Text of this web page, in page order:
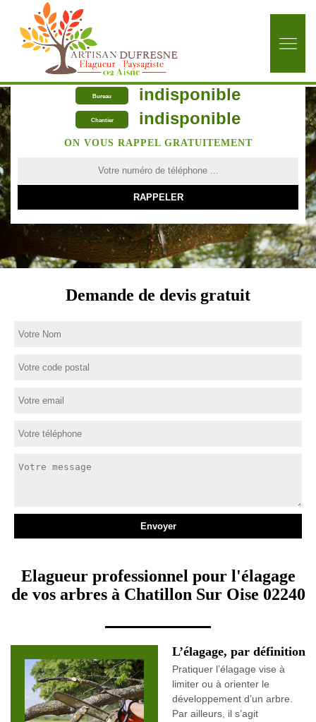
Bureau indisponible
Chantier indisponible
ON VOUS RAPPEL GRATUITEMENT
Demande de devis gratuit
Elagueur professionnel pour l'élagage
de vos arbres à Chatillon Sur Oise 02240
L’élagage, par définition
Pratiquer l’élagage vise à
limiter ou à orienter le
développement d’un arbre.
Par ailleurs, il s’agit